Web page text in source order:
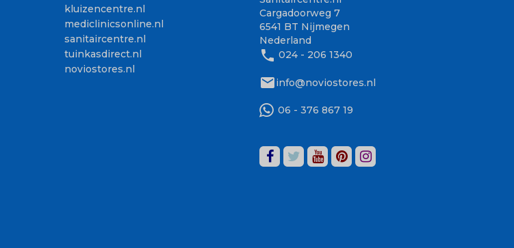
kluizencentre.nl
mediclinicsonline.nl
sanitaircentre.nl
tuinkasdirect.nl
noviostores.nl
Cargadoorweg 7
6541 BT Nijmegen
Nederland
phone 024 - 206 1340
mailinfo@noviostores.nl
06 - 376 867 19